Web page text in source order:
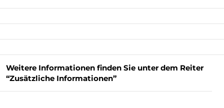
Weitere Informationen finden Sie unter dem Reiter
“Zusätzliche Informationen”